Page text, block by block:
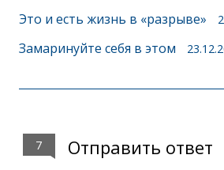
Это и есть жизнь в «разрыве»
Замаринуйте себя в этом
7 Отправить ответ